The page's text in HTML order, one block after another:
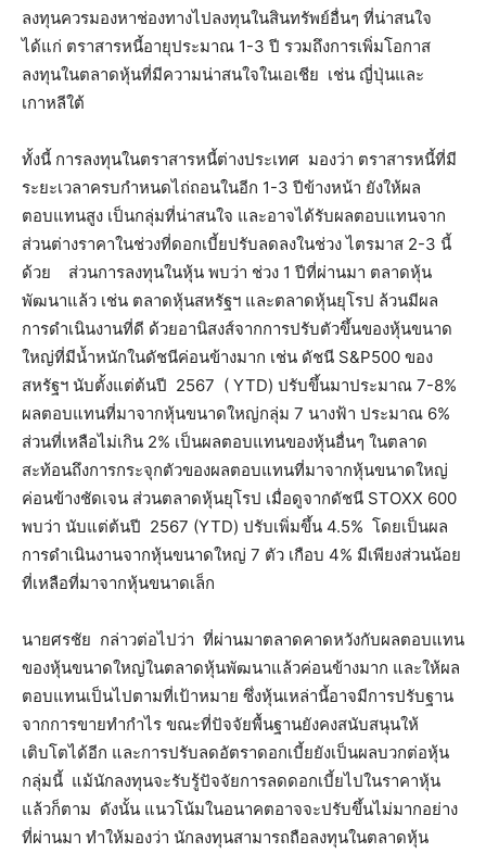
ลงทุนควรมองหาช่องทางไปลงทุนในสินทรัพย์อื่นๆ ที่น่าสนใจ
ได้แก่ ตราสารหนี้อายุประมาณ 1-3 ปี รวมถึงการเพิ่มโอกาส
ลงทุนในตลาดหุ้นที่มีความน่าสนใจในเอเชีย เช่น ญี่ปุ่นและ
เกาหลีใต้
ทั้งนี้ การลงทุนในตราสารหนี้ต่างประเทศ มองว่า ตราสารหนี้ที่มี
ระยะเวลาครบกำหนดไถ่ถอนในอีก 1-3 ปีข้างหน้า ยังให้ผล
ตอบแทนสูง เป็นกลุ่มที่น่าสนใจ และอาจได้รับผลตอบแทนจาก
ส่วนต่างราคาในช่วงที่ดอกเบี้ยปรับลดลงในช่วง ไตรมาส 2-3 นี้
ด้วย ส่วนการลงทุนในหุ้น พบว่า ช่วง 1 ปีที่ผ่านมา ตลาดหุ้น
พัฒนาแล้ว เช่น ตลาดหุ้นสหรัฐฯ และตลาดหุ้นยุโรป ล้วนมีผล
การดำเนินงานที่ดี ด้วยอานิสงส์จากการปรับตัวขึ้นของหุ้นขนาด
ใหญ่ที่มีน้ำหนักในดัชนีค่อนข้างมาก เช่น ดัชนี S&P500 ของ
สหรัฐฯ นับตั้งแต่ต้นปี 2567 ( YTD) ปรับขึ้นมาประมาณ 7-8%
ผลตอบแทนที่มาจากหุ้นขนาดใหญ่กลุ่ม 7 นางฟ้า ประมาณ 6%
ส่วนที่เหลือไม่เกิน 2% เป็นผลตอบแทนของหุ้นอื่นๆ ในตลาด
สะท้อนถึงการกระจุกตัวของผลตอบแทนที่มาจากหุ้นขนาดใหญ่
ค่อนข้างชัดเจน ส่วนตลาดหุ้นยุโรป เมื่อดูจากดัชนี STOXX 600
พบว่า นับแต่ต้นปี 2567 (YTD) ปรับเพิ่มขึ้น 4.5% โดยเป็นผล
การดำเนินงานจากหุ้นขนาดใหญ่ 7 ตัว เกือบ 4% มีเพียงส่วนน้อย
ที่เหลือที่มาจากหุ้นขนาดเล็ก
นายศรชัย กล่าวต่อไปว่า ที่ผ่านมาตลาดคาดหวังกับผลตอบแทน
ของหุ้นขนาดใหญ่ในตลาดหุ้นพัฒนาแล้วค่อนข้างมาก และให้ผล
ตอบแทนเป็นไปตามที่เป้าหมาย ซึ่งหุ้นเหล่านี้อาจมีการปรับฐาน
จากการขายทำกำไร ขณะที่ปัจจัยพื้นฐานยังคงสนับสนุนให้
เติบโตได้อีก และการปรับลดอัตราดอกเบี้ยยังเป็นผลบวกต่อหุ้น
กลุ่มนี้ แม้นักลงทุนจะรับรู้ปัจจัยการลดดอกเบี้ยไปในราคาหุ้น
แล้วก็ตาม ดังนั้น แนวโน้มในอนาคตอาจจะปรับขึ้นไม่มากอย่าง
ที่ผ่านมา ทำให้มองว่า นักลงทุนสามารถถือลงทุนในตลาดหุ้น